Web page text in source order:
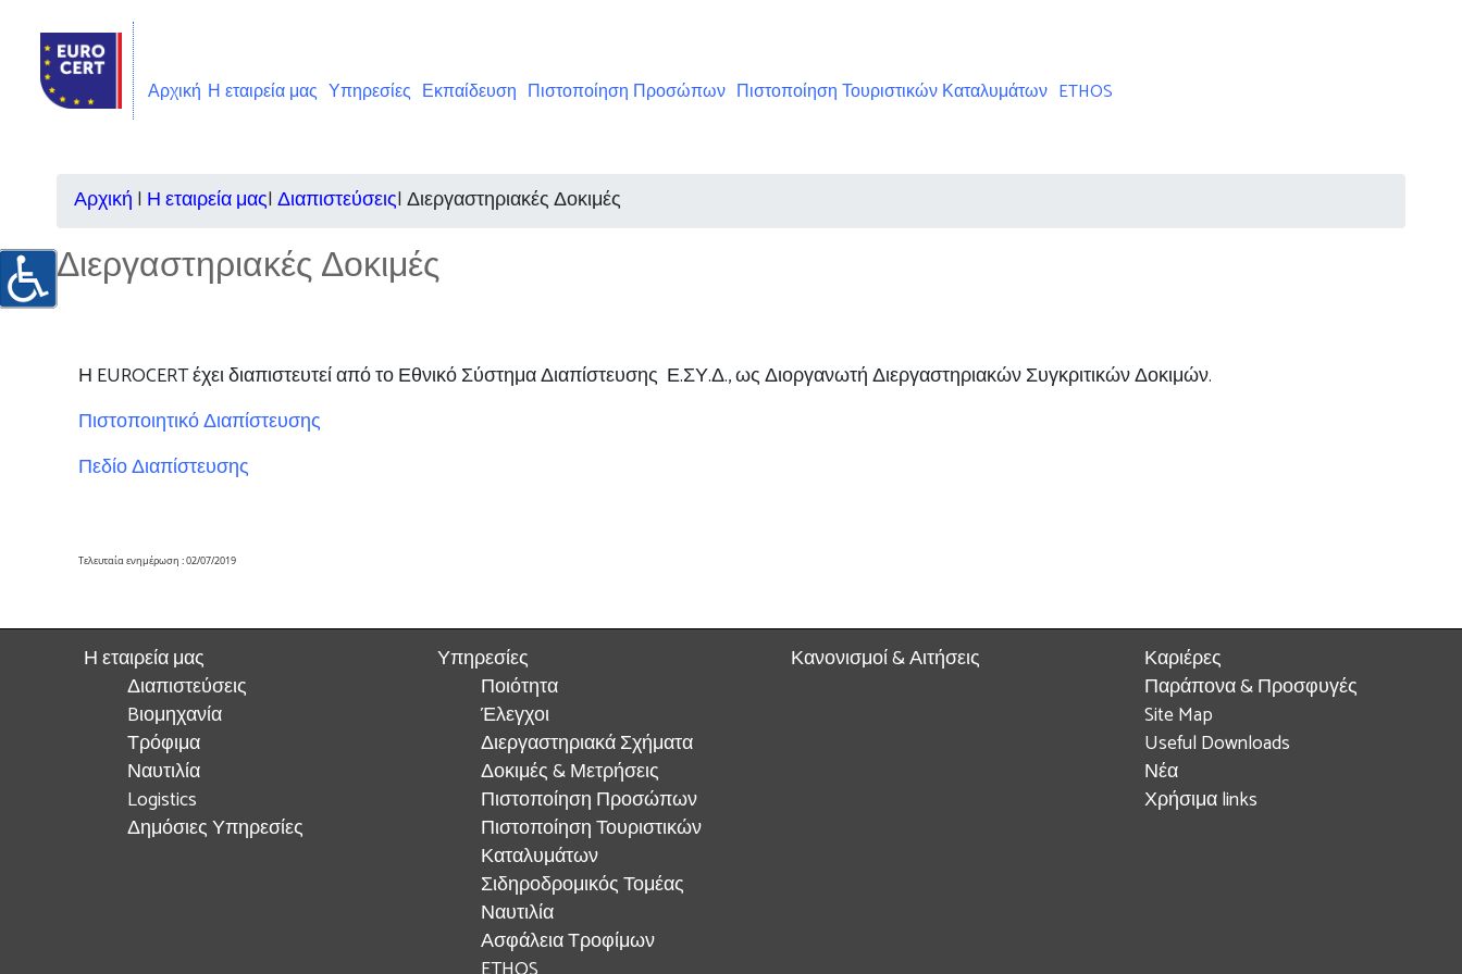
Αρχική Η εταιρεία μας Υπηρεσίες Εκπαίδευση Πιστοποίηση Προσώπων Πιστοποίηση Τουριστικών Καταλυμάτων ETHOS
Αρχική | Η εταιρεία μας| Διαπιστεύσεις| Διεργαστηριακές Δοκιμές
Διεργαστηριακές Δοκιμές
Η EUROCERTέχει διαπιστευτεί από το Εθνικό Σύστημα Διαπίστευσης Ε.ΣΥ.Δ., ως Διοργανωτή Διεργαστηριακών Συγκριτικών Δοκιμών.
Πιστοποιητικό Διαπίστευσης
Πεδίο Διαπίστευσης
Τελευταία ενημέρωση : 02/07/2019
Η εταιρεία μας
Διαπιστεύσεις
Bιομηχανία
Τρόφιμα
Ναυτιλία
Logistics
Δημόσιες Υπηρεσίες
Υπηρεσίες
Ποιότητα
Έλεγχοι
Διεργαστηριακά Σχήματα
Δοκιμές & Μετρήσεις
Πιστοποίηση Προσώπων
Πιστοποίηση Τουριστικών
Καταλυμάτων
Σιδηροδρομικός Τομέας
Ναυτιλία
Ασφάλεια Τροφίμων
Κανονισμοί & Αιτήσεις
Καριέρες
Παράπονα & Προσφυγές
Site Map
Useful Downloads
Νέα
Χρήσιμα links